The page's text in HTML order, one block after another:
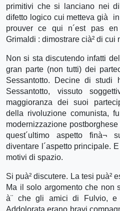
primitivi che si lanciano nei
difetto logico cui metteva già
prouver ce qui n´est pas
Grimaldi : dimostrare cià² di cui
Non si sta discutendo infatti
gran parte (non tutti) dei
Sessantotto. Decine di studi
Sessantotto, vissuto
maggioranza dei suoi
della rivoluzione comunista,
modernizzazione
quest´ultimo aspetto finà¬
diventare l´aspetto principale.
motivi di spazio.
Si puà² discutere. La tesi puà²
Ma il solo argomento che non
à¨ che gli amici di Fulvio, e
Addolorata erano bravi